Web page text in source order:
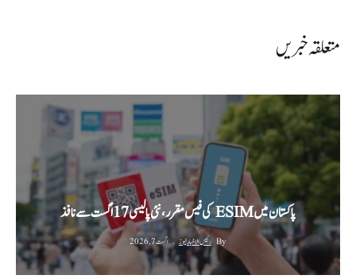
متعلقہ خبریں
پاکستان میں ESIM کی فیس مقرر، نئی پالیسی 17 اگست سے نافذ
By رئیس الاخبار نیوز اگست 7, 2026